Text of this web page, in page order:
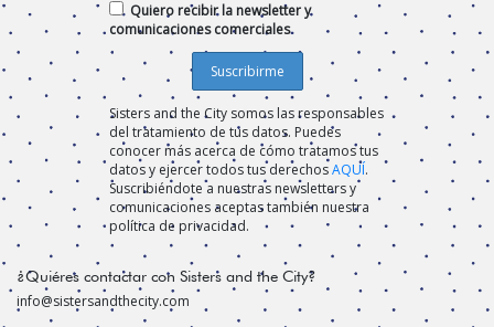
Quiero recibir la newsletter y
comunicaciones comerciales
Sisters and the City somos las responsables
del tratamiento de tus datos. Puedes
conocer más acerca de cómo tratamos tus
datos y ejercer todos tus derechosAQUÍ.
Suscribiéndote a nuestras newsletters y
comunicaciones aceptas también nuestra
política de privacidad.
¿Quiéres contactar con Sisters and the City?
info@sistersandthecity.com